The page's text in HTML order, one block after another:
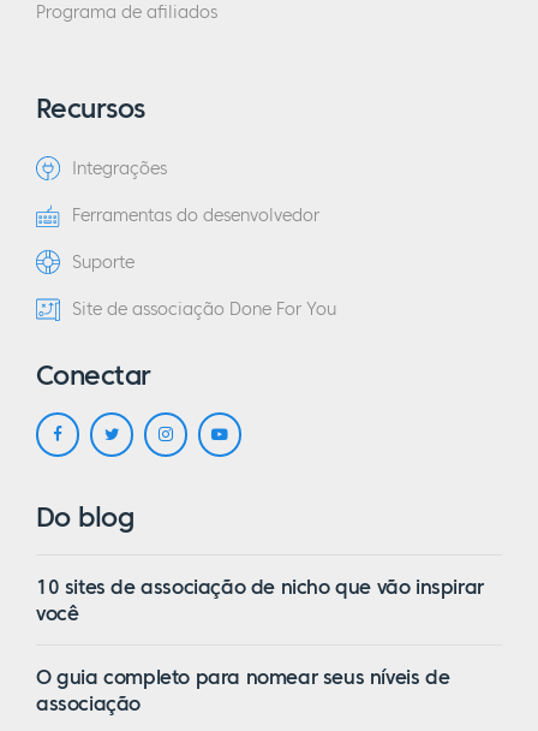
Programa de afiliados
Recursos
Integrações
Ferramentas do desenvolvedor
Suporte
Site de associação Done For You
Conectar
Do blog
10 sites de associação de nicho que vão inspirar
você
O guia completo para nomear seus níveis de
associação